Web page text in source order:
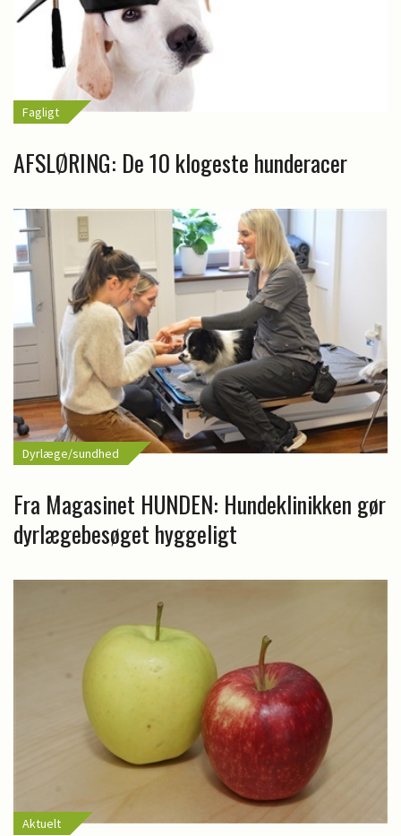
Fagligt
AFSLØRING: De 10 klogeste hunderacer
Dyrlæge/sundhed
Fra Magasinet HUNDEN: Hundeklinikken gør
dyrlægebesøget hyggeligt
Aktuelt